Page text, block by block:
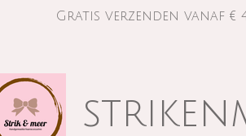
Gratis verzenden vanaf €